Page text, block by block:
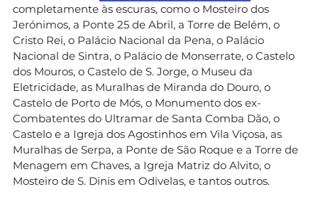
completamente às escuras, como o Mosteiro dos
Jerónimos, a Ponte 25 de Abril, a Torre de Belém, o
Cristo Rei, o Palácio Nacional da Pena, o Palácio
Nacional de Sintra, o Palácio de Monserrate, o Castelo
dos Mouros, o Castelo de S. Jorge, o Museu da
Eletricidade, as Muralhas de Miranda do Douro, o
Castelo de Porto de Mós, o Monumento dos ex-
Combatentes do Ultramar de Santa Comba Dão, o
Castelo e a Igreja dos Agostinhos em Vila Viçosa, as
Muralhas de Serpa, a Ponte de São Roque e a Torre de
Menagem em Chaves, a Igreja Matriz do Alvito, o
Mosteiro de S. Dinis em Odivelas, e tantos outros.